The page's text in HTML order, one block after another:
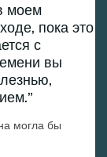
моем
пока это
с
вы
могла бы